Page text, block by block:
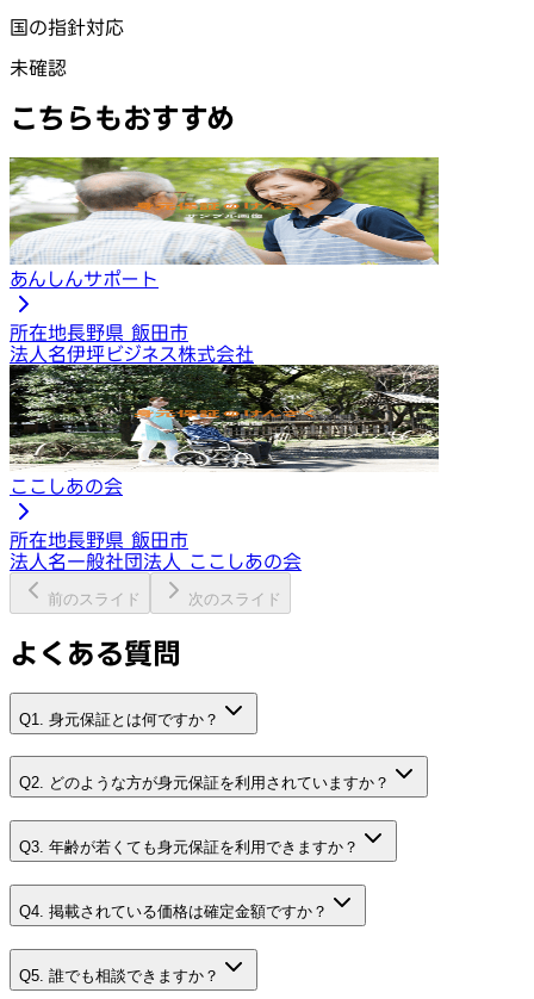
国の指針対応
未確認
こちらもおすすめ
あんしんサポート
所在地長野県 飯田市
法人名伊坪ビジネス株式会社
ここしあの会
所在地長野県 飯田市
法人名一般社団法人 ここしあの会
前のスライド 次のスライド
よくある質問
Q1. 身元保証とは何ですか？
Q2. どのような方が身元保証を利用されていますか？
Q3. 年齢が若くても身元保証を利用できますか？
Q4. 掲載されている価格は確定金額ですか？
Q5. 誰でも相談できますか？